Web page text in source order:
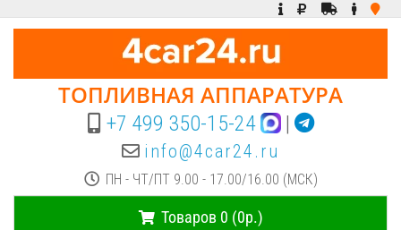
ТОПЛИВНАЯ АППАРАТУРА
+7 499 350-15-24 |
info@4car24.ru
ПН - ЧТ/ПТ 9.00 - 17.00/16.00 (МСК)
Товаров 0 (0р.)